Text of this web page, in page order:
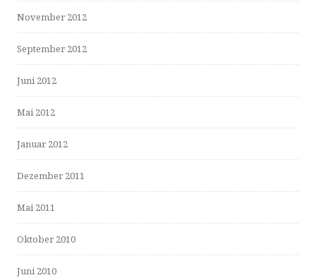
November 2012
September 2012
Juni 2012
Mai 2012
Januar 2012
Dezember 2011
Mai 2011
Oktober 2010
Juni 2010